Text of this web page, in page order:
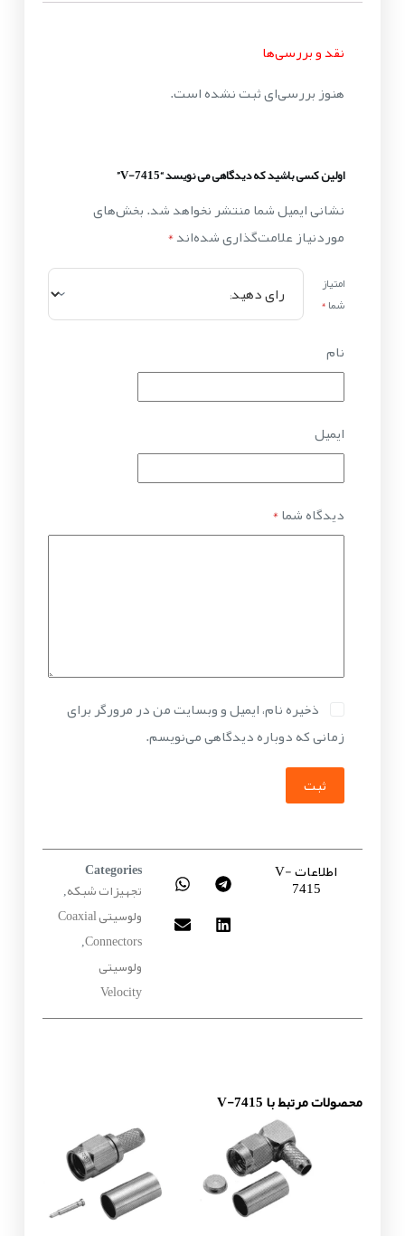
نقد و بررسی‌ها
هنوز بررسی‌ای ثبت نشده است.
اولین کسی باشید که دیدگاهی می نویسد “V-7415”
نشانی ایمیل شما منتشر نخواهد شد.بخش‌های
موردنیاز علامت‌گذاری شده‌اند*
امتیاز
شما*
نام
ایمیل
دیدگاه شما*
ذخیره نام، ایمیل و وبسایت من در مرورگر برای
زمانی که دوباره دیدگاهی می‌نویسم.
ثبت
اطلاعات V-
7415
Categories
تجهیزات شبکه,
ولوسیتی Coaxial
Connectors
,
ولوسیتی
Velocity
محصولات مرتبط با V-7415